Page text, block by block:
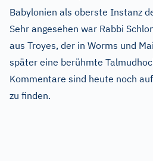
Babylonien als oberste Instanz
Sehr angesehen war Rabbi
aus Troyes, der in Worms und
später eine berühmte
Kommentare sind heute noch
zu finden.